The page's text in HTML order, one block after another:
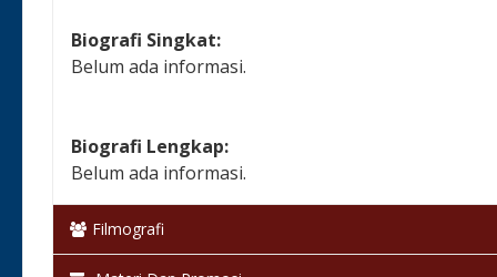
Biografi Singkat:
Belum ada informasi.
Biografi Lengkap:
Belum ada informasi.
Filmografi